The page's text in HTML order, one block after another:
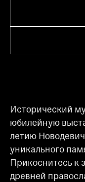
Исторический
юбилейную
летию
уникального
Прикоснитесь к
древней